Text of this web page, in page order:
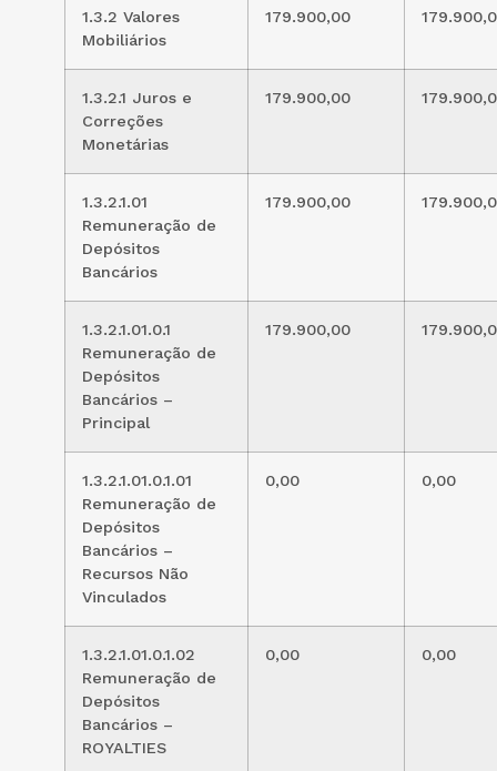
1.3.2 Valores
Mobiliários
179.900,00
1.3.2.1 Juros e
Correções
Monetárias
179.900,00
1.3.2.1.01
Remuneração de
Depósitos
Bancários
179.900,00
1.3.2.1.01.0.1
Remuneração de
Depósitos
Bancários –
Principal
179.900,00
1.3.2.1.01.0.1.01
Remuneração de
Depósitos
Bancários –
Recursos Não
Vinculados
0,00 0,00
1.3.2.1.01.0.1.02
Remuneração de
Depósitos
Bancários –
ROYALTIES
0,00 0,00